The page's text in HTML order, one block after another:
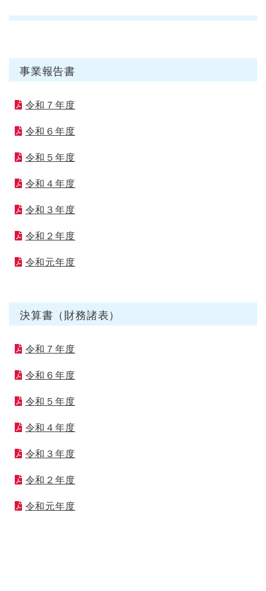
事業報告書
令和７年度
令和６年度
令和５年度
令和４年度
令和３年度
令和２年度
令和元年度
決算書（財務諸表）
令和７年度
令和６年度
令和５年度
令和４年度
令和３年度
令和２年度
令和元年度